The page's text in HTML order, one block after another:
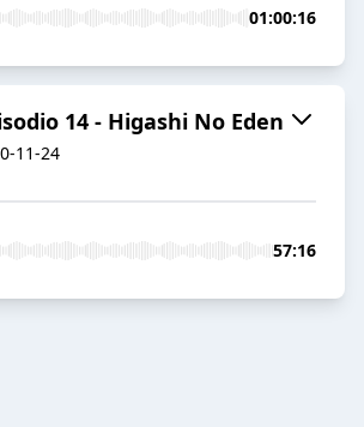
01:00:16
14 - Higashi No Eden
11-24
57:16